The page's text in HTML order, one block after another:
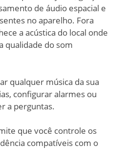
de áudio espacial e
no aparelho. Fora
a acústica do local onde
qualidade do som
qualquer música da sua
configurar alarmes ou
a perguntas.
que você controle os
compatíveis com o